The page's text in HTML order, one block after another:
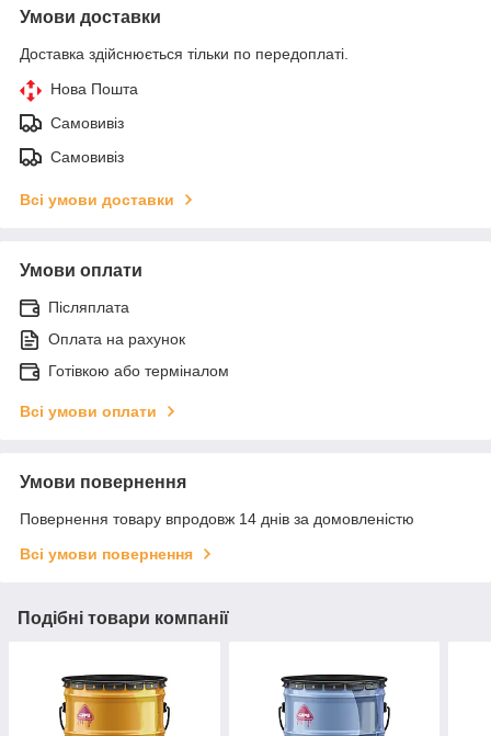
Умови доставки
Доставка здійснюється тільки по передоплаті.
Нова Пошта
Самовивіз
Самовивіз
Всі умови доставки
Умови оплати
Післяплата
Оплата на рахунок
Готівкою або терміналом
Всі умови оплати
Умови повернення
Повернення товару впродовж 14 днів за домовленістю
Всі умови повернення
Подібні товари компанії